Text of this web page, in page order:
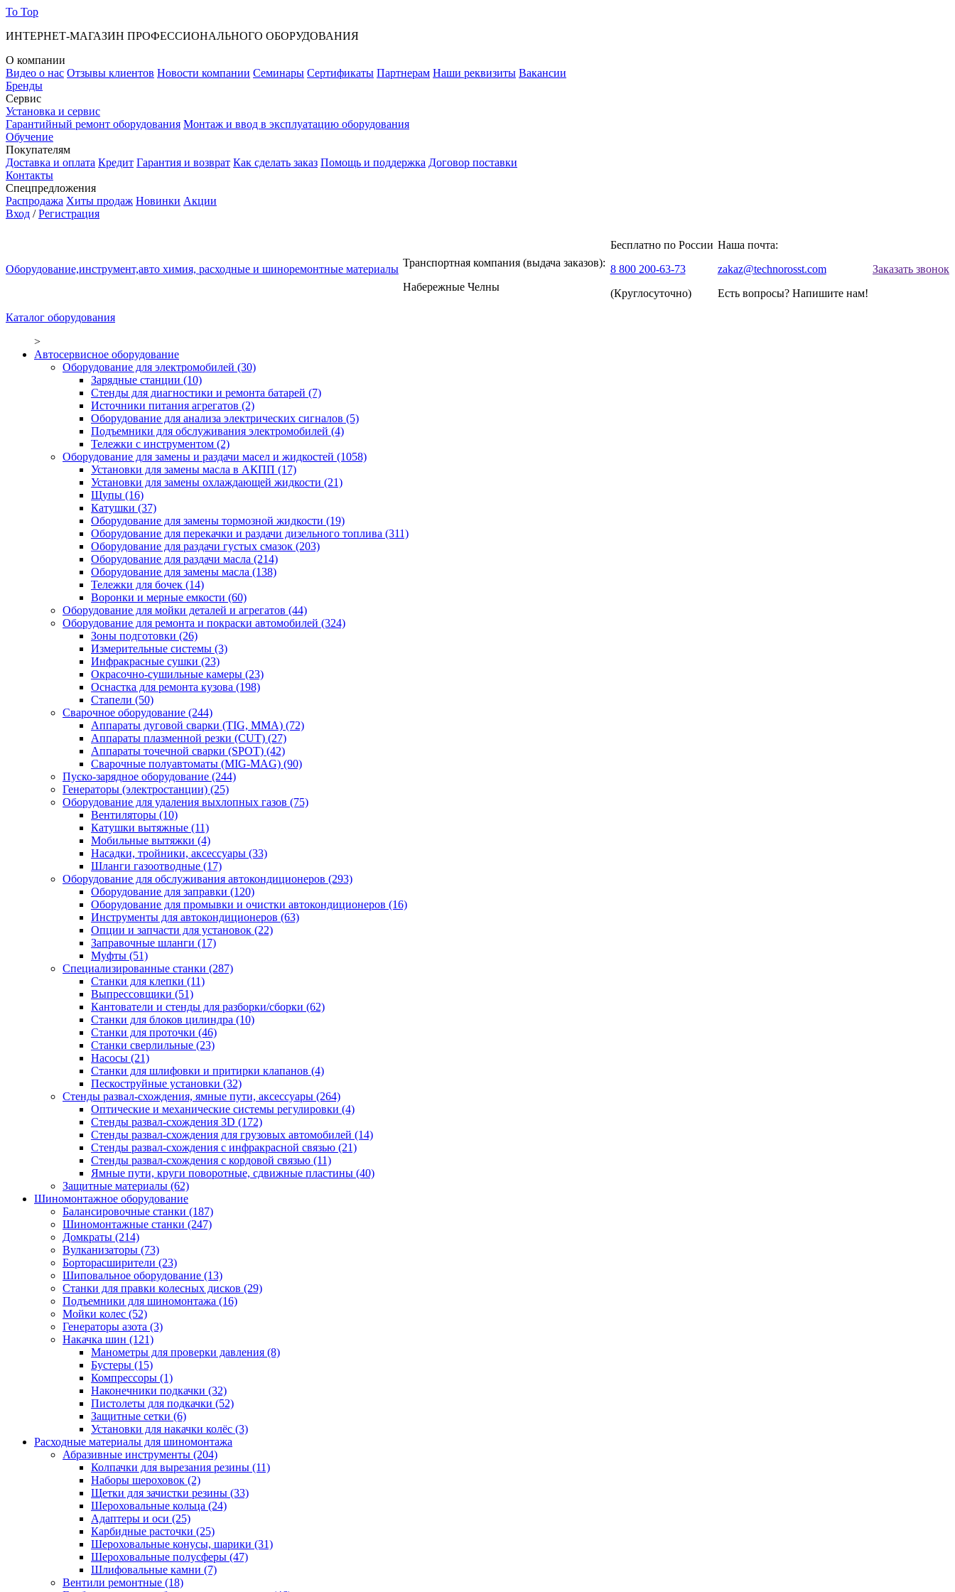
To Top
ИНТЕРНЕТ-МАГАЗИН ПРОФЕССИОНАЛЬНОГО ОБОРУДОВАНИЯ
О компании
Видео о нас Отзывы клиентов Новости компании Семинары Сертификаты Партнерам Наши реквизиты Вакансии
Бренды
Сервис
Установка и сервис
Гарантийный ремонт оборудования Монтаж и ввод в эксплуатацию оборудования
Обучение
Покупателям
Доставка и оплата Кредит Гарантия и возврат Как сделать заказ Помощь и поддержка Договор поставки
Контакты
Спецпредложения
Распродажа Хиты продаж Новинки Акции
Вход /Регистрация
Оборудование,инструмент,авто химия, расходные и шиноремонтные материалы
Транспортная компания (выдача заказов):
Набережные Челны
Бесплатно по России
8 800 200-63-73
(Круглосуточно)
Наша почта:
zakaz@technorosst.com
Есть вопросы? Напишите нам!
Заказать звонок
Каталог оборудования
>
Автосервисное оборудование
Оборудование для электромобилей (30)
Зарядные станции (10)
Стенды для диагностики и ремонта батарей (7)
Источники питания агрегатов (2)
Оборудование для анализа электрических сигналов (5)
Подъемники для обслуживания электромобилей (4)
Тележки с инструментом (2)
Оборудование для замены и раздачи масел и жидкостей (1058)
Установки для замены масла в АКПП (17)
Установки для замены охлаждающей жидкости (21)
Щупы (16)
Катушки (37)
Оборудование для замены тормозной жидкости (19)
Оборудование для перекачки и раздачи дизельного топлива (311)
Оборудование для раздачи густых смазок (203)
Оборудование для раздачи масла (214)
Оборудование для замены масла (138)
Тележки для бочек (14)
Воронки и мерные емкости (60)
Оборудование для мойки деталей и агрегатов (44)
Оборудование для ремонта и покраски автомобилей (324)
Зоны подготовки (26)
Измерительные системы (3)
Инфракрасные сушки (23)
Окрасочно-сушильные камеры (23)
Оснастка для ремонта кузова (198)
Стапели (50)
Сварочное оборудование (244)
Аппараты дуговой сварки (TIG, MMA) (72)
Аппараты плазменной резки (CUT) (27)
Аппараты точечной сварки (SPOT) (42)
Сварочные полуавтоматы (MIG-MAG) (90)
Пуско-зарядное оборудование (244)
Генераторы (электростанции) (25)
Оборудование для удаления выхлопных газов (75)
Вентиляторы (10)
Катушки вытяжные (11)
Мобильные вытяжки (4)
Насадки, тройники, аксессуары (33)
Шланги газоотводные (17)
Оборудование для обслуживания автокондиционеров (293)
Оборудование для заправки (120)
Оборудование для промывки и очистки автокондиционеров (16)
Инструменты для автокондиционеров (63)
Опции и запчасти для установок (22)
Заправочные шланги (17)
Муфты (51)
Специализированные станки (287)
Станки для клепки (11)
Выпрессовщики (51)
Кантователи и стенды для разборки/сборки (62)
Станки для блоков цилиндра (10)
Станки для проточки (46)
Станки сверлильные (23)
Насосы (21)
Станки для шлифовки и притирки клапанов (4)
Пескоструйные установки (32)
Стенды развал-схождения, ямные пути, аксессуары (264)
Оптические и механические системы регулировки (4)
Стенды развал-схождения 3D (172)
Стенды развал-схождения для грузовых автомобилей (14)
Стенды развал-схождения с инфракрасной связью (21)
Стенды развал-схождения с кордовой связью (11)
Ямные пути, круги поворотные, сдвижные пластины (40)
Защитные материалы (62)
Шиномонтажное оборудование
Балансировочные станки (187)
Шиномонтажные станки (247)
Домкраты (214)
Вулканизаторы (73)
Борторасширители (23)
Шиповальное оборудование (13)
Станки для правки колесных дисков (29)
Подъемники для шиномонтажа (16)
Мойки колес (52)
Генераторы азота (3)
Накачка шин (121)
Манометры для проверки давления (8)
Бустеры (15)
Компрессоры (1)
Наконечники подкачки (32)
Пистолеты для подкачки (52)
Защитные сетки (6)
Установки для накачки колёс (3)
Расходные материалы для шиномонтажа
Абразивные инструменты (204)
Колпачки для вырезания резины (11)
Наборы шероховок (2)
Щетки для зачистки резины (33)
Шероховальные кольца (24)
Адаптеры и оси (25)
Карбидные расточки (25)
Шероховальные конусы, шарики (31)
Шероховальные полусферы (47)
Шлифовальные камни (7)
Вентили ремонтные (18)